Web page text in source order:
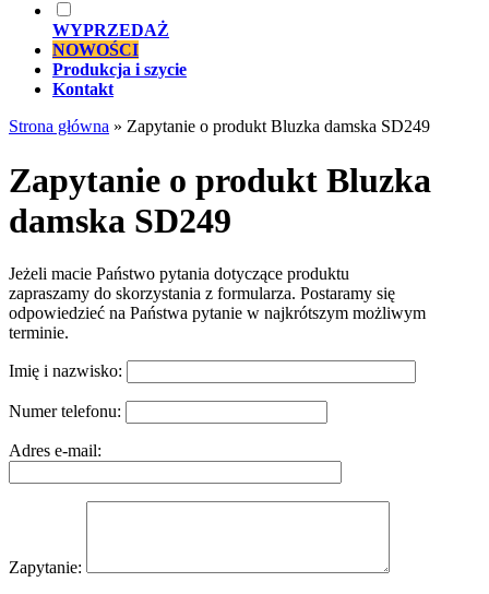
WYPRZEDAŻ
NOWOŚCI
Produkcja i szycie
Kontakt
Strona główna » Zapytanie o produkt Bluzka damska SD249
Zapytanie o produkt Bluzka
damska SD249
Jeżeli macie Państwo pytania dotyczące produktu
zapraszamy do skorzystania z formularza. Postaramy się
odpowiedzieć na Państwa pytanie w najkrótszym możliwym
terminie.
Imię i nazwisko:
Numer telefonu:
Adres e-mail:
Zapytanie: